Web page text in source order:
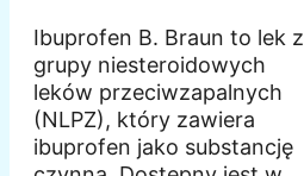
Ibuprofen B. Braun to lek z
grupy niesteroidowych
leków przeciwzapalnych
(NLPZ), który zawiera
ibuprofen jako substancję